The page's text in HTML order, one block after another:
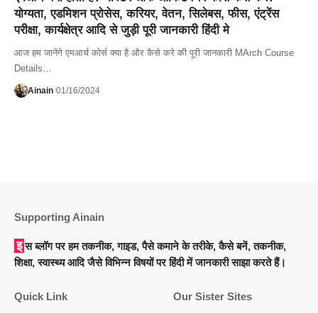
योग्यता, एडमिशन प्रोसेस, करियर, वेतन, सिलेबस, फीस, एंट्रेंस
परीक्षा, कार्यक्षेत्र आदि से जुड़ी पूरी जानकारी हिंदी मे
आज हम जानेंगे एमआर्च कोर्स क्या है और कैसे करे की पूरी जानकारी MArch Course
Details…
Ainain 01/16/2024
Supporting Ainain
इस ब्लॉग पर हम तकनीक, गाइड, पैसे कमाने के तरीके, कैसे बनें, तकनीक,
शिक्षा, स्वास्थ्य आदि जैसे विभिन्न विषयों पर हिंदी में जानकारी साझा करते हैं।
Quick Link Our Sister Sites